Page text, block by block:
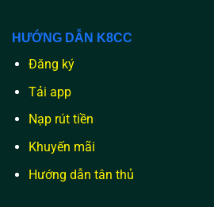
HƯỚNG DẪN K8CC
Đăng ký
Tải app
Nạp rút tiền
Khuyến mãi
Hướng dẫn tân thủ